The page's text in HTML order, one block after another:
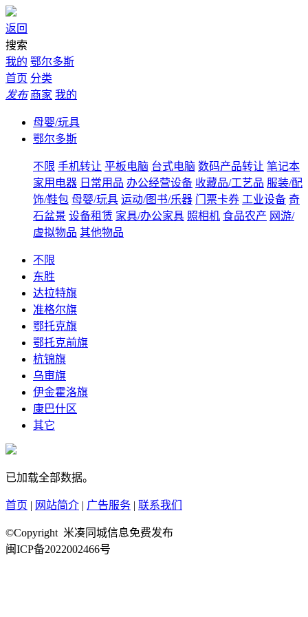
返回
搜索
我的 鄂尔多斯
首页 分类
发布 商家 我的
母婴/玩具
鄂尔多斯
不限 手机转让 平板电脑 台式电脑 数码产品转让 笔记本
家用电器 日常用品 办公经营设备 收藏品/工艺品 服装/配
饰/鞋包 母婴/玩具 运动/图书/乐器 门票卡券 工业设备 奇
石盆景 设备租赁 家具/办公家具 照相机 食品农产 网游/
虚拟物品 其他物品
不限
东胜
达拉特旗
准格尔旗
鄂托克旗
鄂托克前旗
杭锦旗
乌审旗
伊金霍洛旗
康巴什区
其它
已加载全部数据。
首页 | 网站简介 | 广告服务 | 联系我们
©Copyright 米凑同城信息免费发布
闽ICP备2022002466号